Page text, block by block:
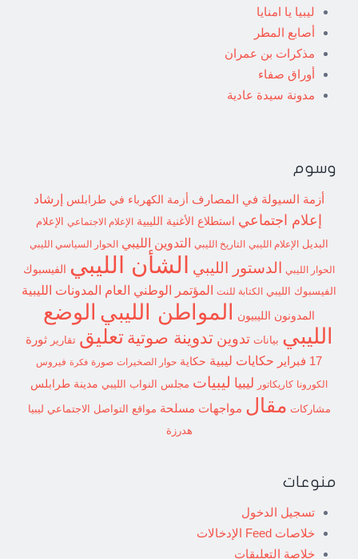
ليبيا يا امنايا
أصابع المطر
مذكرات بن عمران
أوراق صفاء
مدونة سيدة عادية
وسوم
أزمة السيولة في المصارف أزمة الكهرباء في طرابلس إرشاد
إعلام اجتماعي استطلاع الأغنية الليبية الإعلام الاجتماعي
الإعلام
البديل الإعلام الليبي التاريخ الليبي التدوين الليبي الحوار السياسي الليبي
الحوار الليبي الدستور الليبي الشأن الليبي الفيسبوك
الفيسبوك الليبي الكتابة للنت المؤتمر الوطني العام المدونات الليبية
المدونون الليبيون المواطن الليبي الوضع
الليبي بيانات تدوين تدوينة صوتية تعليق تقارير
ثورة
17 فبراير
حكايات ليبية حكاية حوار الصخيرات صورة فكرة فيروس
الكورونا كاريكاتور ليبيا ليبيات مجلس النواب الليبي مدينة طرابلس
مشاركات مقال مواجهات مسلحة مواقع التواصل الاجتماعي ليبيا
هدرزة
منوعات
تسجيل الدخول
خلاصات Feed الإدخالات
خلاصة التعليقات